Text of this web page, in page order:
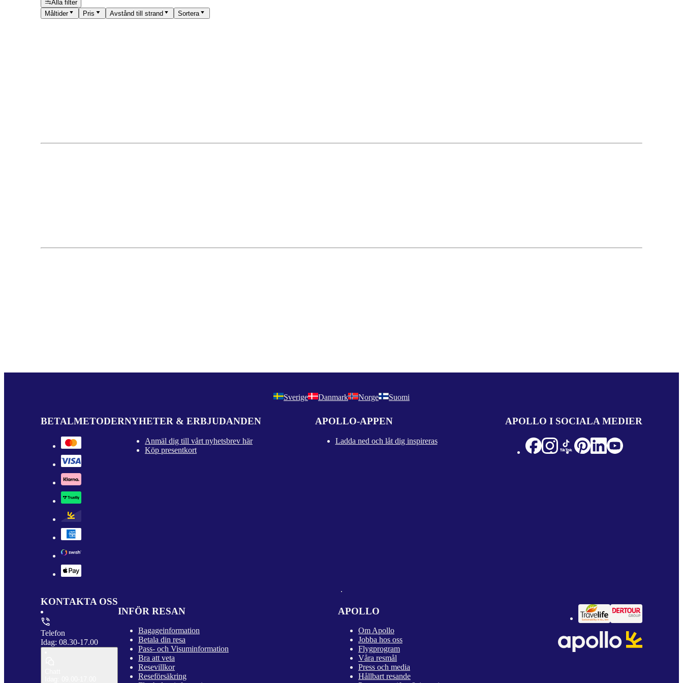
Alla filter
Måltider
Pris Avstånd till strand Sortera
Sverige Danmark Norge Suomi
BETALMETODERNYHETER & ERBJUDANDEN
Anmäl dig till vårt nyhetsbrev här
Köp presentkort
APOLLO-APPEN
Ladda ned och låt dig inspireras
APOLLO I SOCIALA MEDIER
KONTAKTA OSS
Telefon
Idag: 08.30-17.00
INFÖR RESAN
Bagageinformation
Betala din resa
Pass- och Visuminformation
Bra att veta
Resevillkor
Reseförsäkring
APOLLO
Om Apollo
Jobba hos oss
Flygprogram
Våra resmål
Press och media
Hållbart resande